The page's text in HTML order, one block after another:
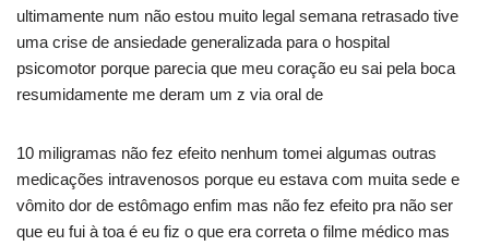
ultimamente num não estou muito legal semana retrasado tive
uma crise de ansiedade generalizada para o hospital
psicomotor porque parecia que meu coração eu sai pela boca
resumidamente me deram um z via oral de
10 miligramas não fez efeito nenhum tomei algumas outras
medicações intravenosos porque eu estava com muita sede e
vômito dor de estômago enfim mas não fez efeito pra não ser
que eu fui à toa é eu fiz o que era correta o filme médico mas